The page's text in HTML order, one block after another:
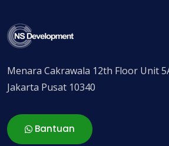
Menara Cakrawala 12th Floor Unit
Jakarta Pusat 10340
Bantuan